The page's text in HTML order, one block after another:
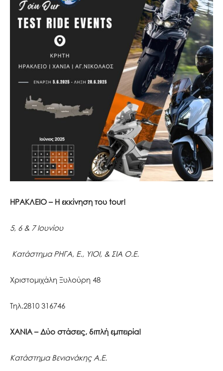
ΗΡΑΚΛΕΙΟ – Η εκκίνηση του tour!
5, 6 & 7 Ιουνίου
Κατάστημα ΡΗΓΑ, Ε., ΥΙΟΙ, & ΣΙΑ Ο.Ε.
Χριστομιχάλη Ξυλούρη 48
Τηλ.2810 316746
ΧΑΝΙΑ – Δύο στάσεις, διπλή εμπειρία!
Κατάστημα Βενιανάκης Α.Ε.